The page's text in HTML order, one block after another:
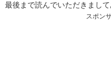
最後まで読んでいただきまし
スポン